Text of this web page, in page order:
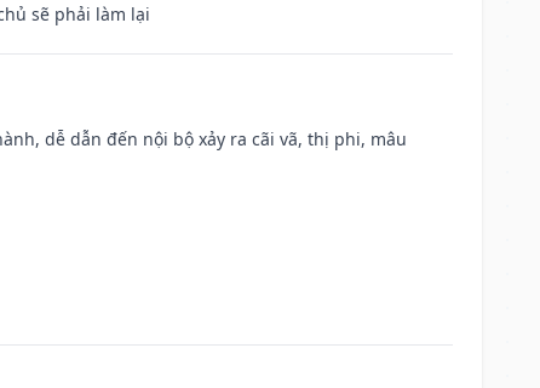
sẽ phải làm lại
dễ dẫn đến nội bộ xảy ra cãi vã, thị phi, mâu